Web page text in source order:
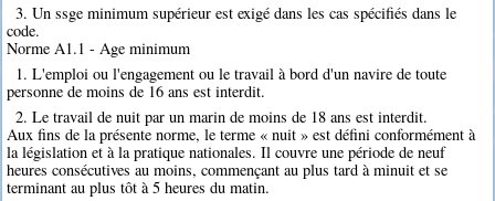
3. Un ssge minimum supérieur est exigé dans les cas spécifiés dans le
code.
Norme A1.1 - Age minimum
1. L'emploi ou l'engagement ou le travail à bord d'un navire de toute
personne de moins de 16 ans est interdit.
2. Le travail de nuit par un marin de moins de 18 ans est interdit.
Aux fins de la présente norme, le terme « nuit » est défini conformément à
la législation et à la pratique nationales. Il couvre une période de neuf
heures consécutives au moins, commençant au plus tard à minuit et se
terminant au plus tôt à 5 heures du matin.